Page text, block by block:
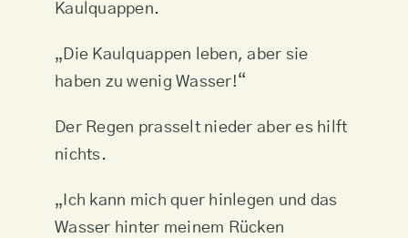
Kaulquappen.
„Die Kaulquappen leben, aber sie
haben zu wenig Wasser!“
Der Regen prasselt nieder aber es hilft
nichts.
„Ich kann mich quer hinlegen und das
Wasser hinter meinem Rücken